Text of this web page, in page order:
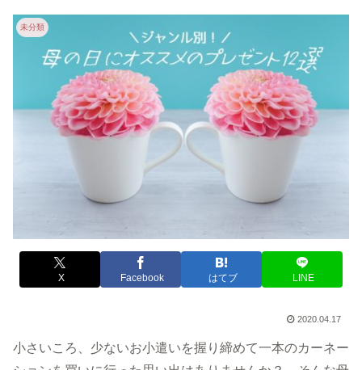
未分類
X Facebook はてブ LINE
2020.04.17
小さいころ、少ないお小遣いを握り締めて一本のカーネー